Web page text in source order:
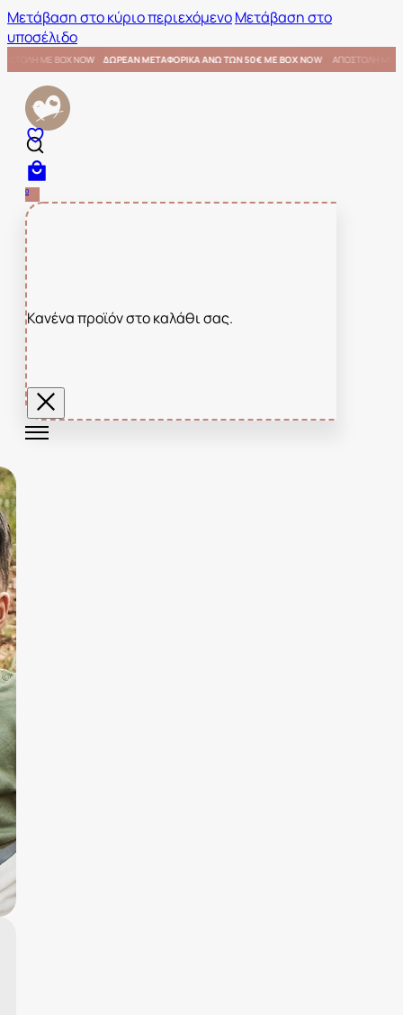
Μετάβαση στο κύριο περιεχόμενοΜετάβαση στο
υποσέλιδο
NOW ΑΠΟΣΤΟΛΗ ΜΕ BOX NOW ΔΩΡΕΑΝ ΜΕΤΑΦΟΡΙΚΑ ΑΝΩ ΤΩΝ 50€ ΜΕ BOX NOW
0
Κανένα προϊόν στο καλάθι σας.